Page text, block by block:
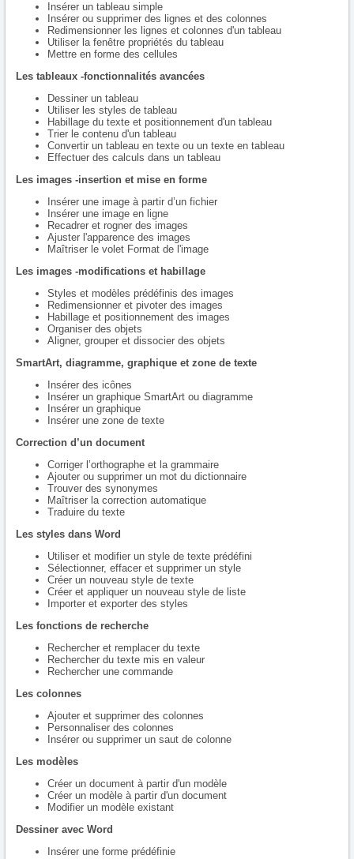
Insérer un tableau simple
Insérer ou supprimer des lignes et des colonnes
Redimensionner les lignes et colonnes d'un tableau
Utiliser la fenêtre propriétés du tableau
Mettre en forme des cellules
Les tableaux -fonctionnalités avancées
Dessiner un tableau
Utiliser les styles de tableau
Habillage du texte et positionnement d'un tableau
Trier le contenu d'un tableau
Convertir un tableau en texte ou un texte en tableau
Effectuer des calculs dans un tableau
Les images -insertion et mise en forme
Insérer une image à partir d’un fichier
Insérer une image en ligne
Recadrer et rogner des images
Ajuster l'apparence des images
Maîtriser le volet Format de l'image
Les images -modifications et habillage
Styles et modèles prédéfinis des images
Redimensionner et pivoter des images
Habillage et positionnement des images
Organiser des objets
Aligner, grouper et dissocier des objets
SmartArt, diagramme, graphique et zone de texte
Insérer des icônes
Insérer un graphique SmartArt ou diagramme
Insérer un graphique
Insérer une zone de texte
Correction d’un document
Corriger l’orthographe et la grammaire
Ajouter ou supprimer un mot du dictionnaire
Trouver des synonymes
Maîtriser la correction automatique
Traduire du texte
Les styles dans Word
Utiliser et modifier un style de texte prédéfini
Sélectionner, effacer et supprimer un style
Créer un nouveau style de texte
Créer et appliquer un nouveau style de liste
Importer et exporter des styles
Les fonctions de recherche
Rechercher et remplacer du texte
Rechercher du texte mis en valeur
Rechercher une commande
Les colonnes
Ajouter et supprimer des colonnes
Personnaliser des colonnes
Insérer ou supprimer un saut de colonne
Les modèles
Créer un document à partir d'un modèle
Créer un modèle à partir d'un document
Modifier un modèle existant
Dessiner avec Word
Insérer une forme prédéfinie